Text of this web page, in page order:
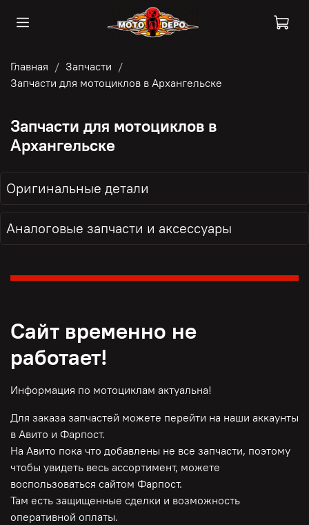
Главная
Запчасти
Запчасти для мотоциклов в Архангельске
Запчасти для мотоциклов в
Архангельске
Оригинальные детали
Аналоговые запчасти и аксессуары
Сайт временно не
работает!
Информация по мотоциклам актуальна!
Для заказа запчастей можете перейти на наши аккаунты
в Авито и Фарпост.
На Авито пока что добавлены не все запчасти, поэтому
чтобы увидеть весь ассортимент, можете
воспользоваться сайтом Фарпост.
Там есть защищенные сделки и возможность
оперативной оплаты.